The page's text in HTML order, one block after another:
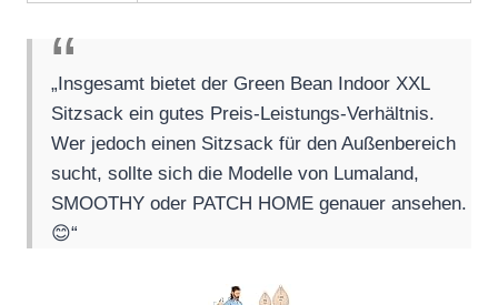
„Insgesamt bietet der Green Bean Indoor XXL
Sitzsack ein gutes Preis-Leistungs-Verhältnis.
Wer jedoch einen Sitzsack für den Außenbereich
sucht, sollte sich die Modelle von Lumaland,
SMOOTHY oder PATCH HOME genauer ansehen.
😊“